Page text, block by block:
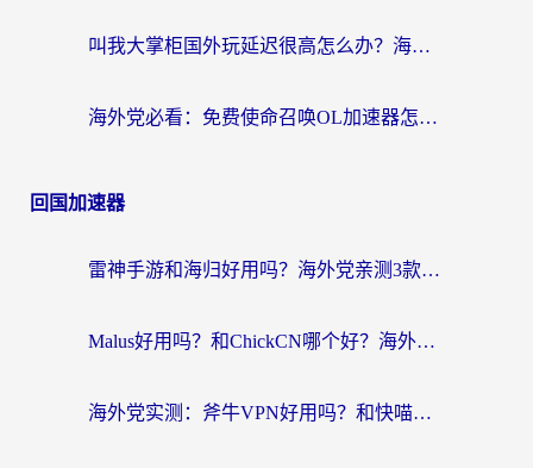
叫我大掌柜国外玩延迟很高怎么办？海外党亲测的国服游戏加速全攻略
海外党必看：免费使命召唤OL加速器怎么选？3个国服游戏加速痛点一次性解决
回国加速器
雷神手游和海归好用吗？海外党亲测3款热门回国加速器+番茄加速器深度体验
Malus好用吗？和ChickCN哪个好？海外党亲测：选对回国加速器，追剧游戏不卡顿
海外党实测：斧牛VPN好用吗？和快喵VPN对比哪个回国效果更好？附3款热门加速器深度分析